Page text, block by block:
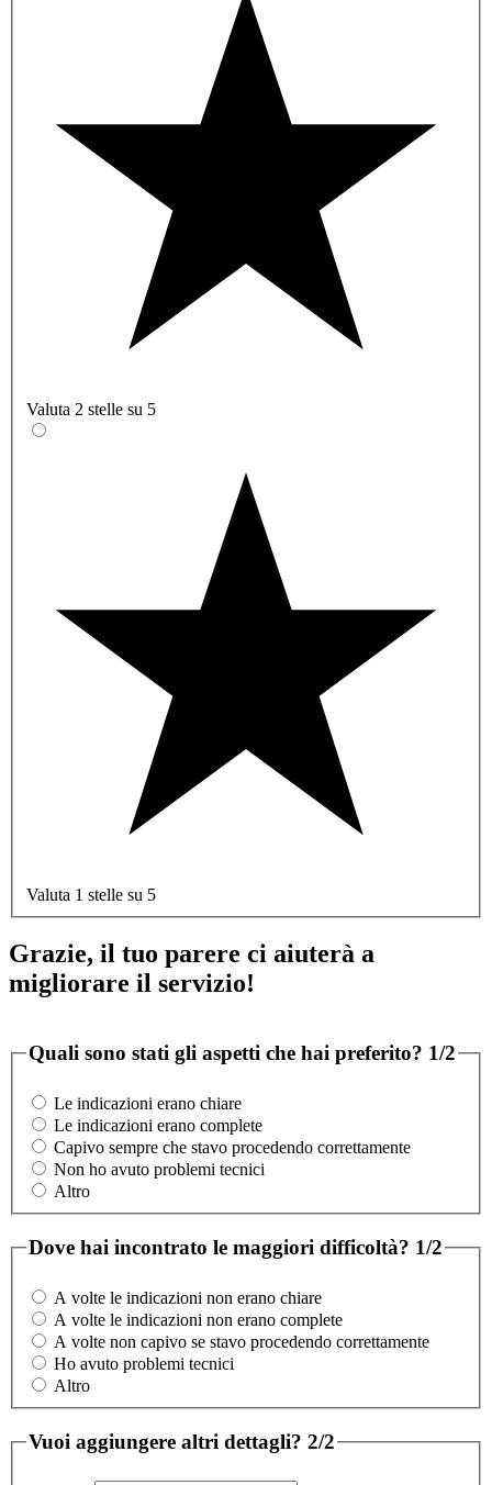
Valuta 2 stelle su 5
Valuta 1 stelle su 5
Grazie, il tuo parere ci aiuterà a
migliorare il servizio!
Quali sono stati gli aspetti che hai preferito? 1/2
Le indicazioni erano chiare
Le indicazioni erano complete
Capivo sempre che stavo procedendo correttamente
Non ho avuto problemi tecnici
Altro
Dove hai incontrato le maggiori difficoltà? 1/2
A volte le indicazioni non erano chiare
A volte le indicazioni non erano complete
A volte non capivo se stavo procedendo correttamente
Ho avuto problemi tecnici
Altro
Vuoi aggiungere altri dettagli? 2/2